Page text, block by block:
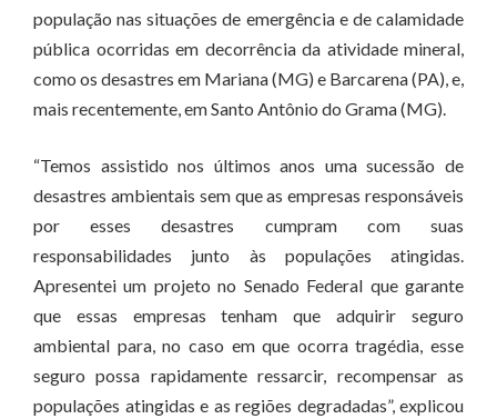
população nas situações de emergência e de calamidade
pública ocorridas em decorrência da atividade mineral,
como os desastres em Mariana (MG) e Barcarena (PA), e,
mais recentemente, em Santo Antônio do Grama (MG).
“Temos assistido nos últimos anos uma sucessão de
desastres ambientais sem que as empresas responsáveis
por esses desastres cumpram com suas
responsabilidades junto às populações atingidas.
Apresentei um projeto no Senado Federal que garante
que essas empresas tenham que adquirir seguro
ambiental para, no caso em que ocorra tragédia, esse
seguro possa rapidamente ressarcir, recompensar as
populações atingidas e as regiões degradadas”, explicou